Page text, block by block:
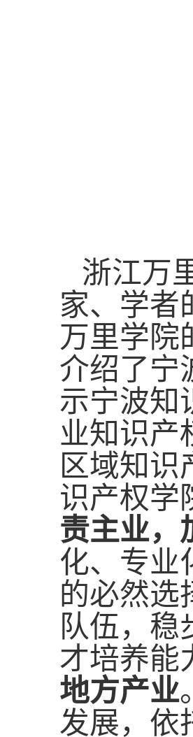
浙江万
家、学者
万里学院
介绍了宁
示宁波知
业知识产
区域知
识产权学
责主业，
化、专业
的必然选
队伍，
才培养能
地方产业
发展，依